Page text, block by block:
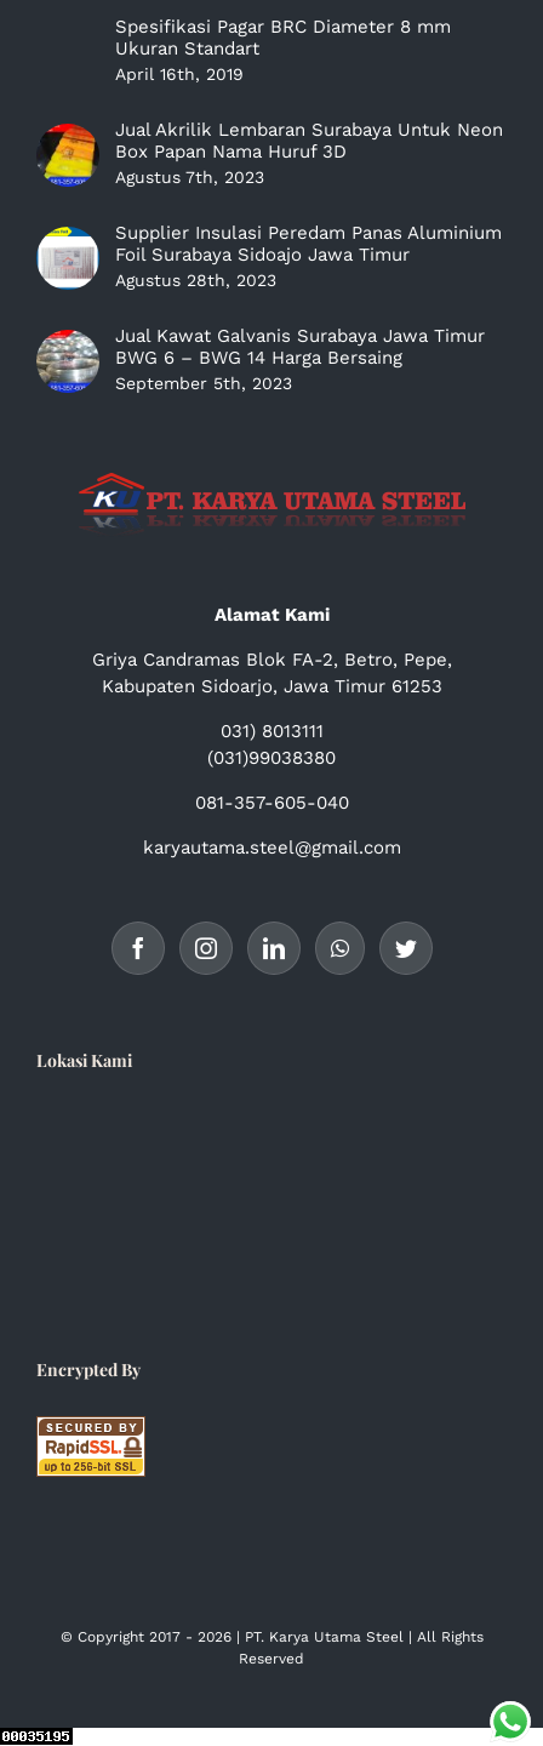
Spesifikasi Pagar BRC Diameter 8 mm
Ukuran Standart
April 16th, 2019
Jual Akrilik Lembaran Surabaya Untuk Neon
Box Papan Nama Huruf 3D
Agustus 7th, 2023
Supplier Insulasi Peredam Panas Aluminium
Foil Surabaya Sidoajo Jawa Timur
Agustus 28th, 2023
Jual Kawat Galvanis Surabaya Jawa Timur
BWG 6 – BWG 14 Harga Bersaing
September 5th, 2023
Alamat Kami
Griya Candramas Blok FA-2, Betro, Pepe,
Kabupaten Sidoarjo, Jawa Timur 61253
031) 8013111
(031)99038380
081-357-605-040
karyautama.steel@gmail.com
Lokasi Kami
Encrypted By
© Copyright 2017 - 2026 | PT. Karya Utama Steel | All Rights
Reserved